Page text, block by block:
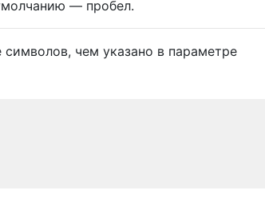
— пробел.
чем указано в параметре